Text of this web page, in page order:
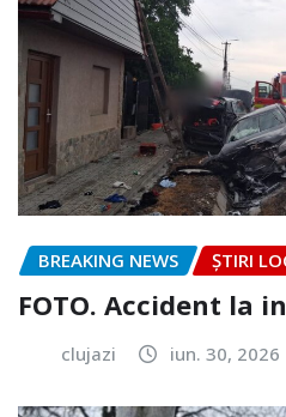
BREAKING NEWS ȘTIRI
FOTO. Accident la
clujazi iun. 30, 2026